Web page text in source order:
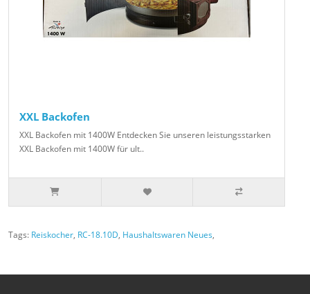
XXL Backofen
XXL Backofen mit 1400W Entdecken Sie unseren leistungsstarken
XXL Backofen mit 1400W für ult..
Tags: Reiskocher, RC-18.10D, Haushaltswaren Neues,